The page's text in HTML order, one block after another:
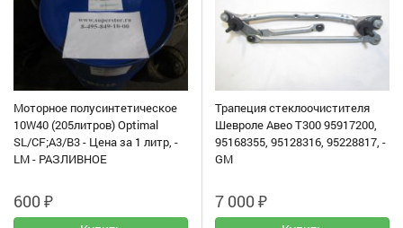
Моторное полусинтетическое
10W40 (205литров) Optimal
SL/CF;A3/B3 - Цена за 1 литр, -
LM - РАЗЛИВНОЕ
600₽
Трапеция стеклоочистителя
Шевроле Авео Т300 95917200,
95168355, 95128316, 95228817, -
GM
7 000₽